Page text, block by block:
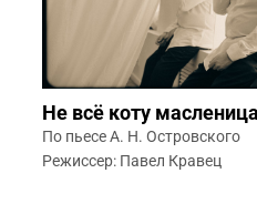
Не всё коту масленица
По пьесе А. Н. Островского
Режиссер: Павел Кравец